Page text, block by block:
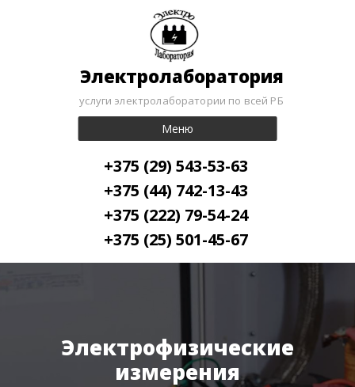
Электролаборатория
услуги электролаборатории по всей РБ
Меню
+375 (29) 543-53-63
+375 (44) 742-13-43
+375 (222) 79-54-24
+375 (25) 501-45-67
Электрофизические
измерения